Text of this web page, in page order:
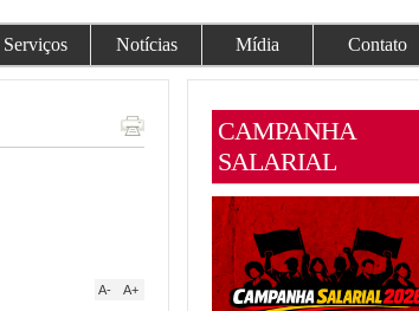
Serviços Notícias Mídia Contato
A+
A-
CAMPANHA
SALARIAL